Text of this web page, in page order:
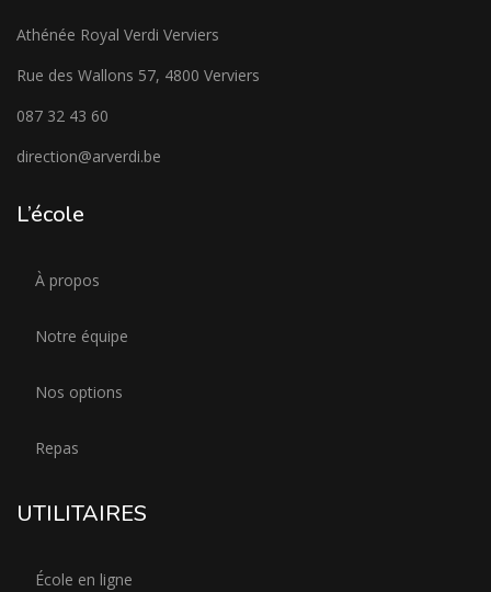
Athénée Royal Verdi Verviers
Rue des Wallons 57, 4800 Verviers
087 32 43 60
direction@arverdi.be
L’école
À propos
Notre équipe
Nos options
Repas
UTILITAIRES
École en ligne